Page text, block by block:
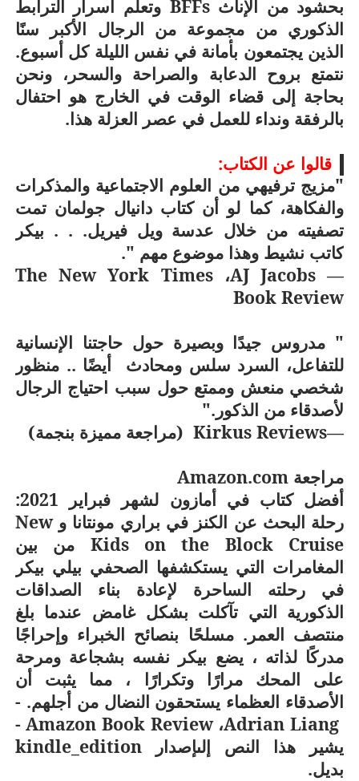
بحشود من الإناثBFFs وتعلم أسرار الترابط
الذكوري من مجموعة من الرجال الأكبر سنًا
الذين يجتمعون بأمانة في نفس الليلة كل أسبوع.
نتمتع بروح الدعابة والصراحة والسحر، ونحن
بحاجة إلى قضاء الوقت في الخارج هو احتفال
بالرفقة ونداء للعمل في عصر العزلة هذا.
قالوا عن الكتاب:
"مزيج ترفيهي من العلوم الاجتماعية والمذكرات
والفكاهة، كما لو أن كتاب دانيال جولمان تمت
تصفيته من خلال عدسة ويل فيريل. . . بيكر
كاتب نشيط وهذا موضوع مهم ".
—
AJ Jacobs،The New York Times
Book Review
" مدروس جيدًا وبصيرة حول حاجتنا الإنسانية
للتفاعل، السرد سلس ومحادث
أيضًا .. منظور
شخصي منعش وممتع حول سبب احتياج الرجال
لأصدقاء من الذكور."
—
Kirkus Reviews (مراجعة مميزة بنجمة)
مراجعة Amazon.com
أفضل كتاب في أمازون لشهر فبراير 2021:
رحلة البحث عن الكنز في براري مونتانا وNew
Kids on the Block Cruise
من بين
المغامرات التي يستكشفها الصحفي بيلي بيكر
في رحلته الساحرة لإعادة بناء الصداقات
الذكورية التي تآكلت بشكل غامض عندما بلغ
منتصف العمر. مسلحًا بنصائح الخبراء وإحراجًا
مدركًا لذاته ، يضع بيكر نفسه بشجاعة ومرحة
على المحك مرارًا وتكرارًا ، مما يثبت أن
الأصدقاء العظماء يستحقون النضال من أجلهم. -
Adrian Liang،Amazon Book Review
-
يشير هذا النص إلىإصدارkindle_edition
بديل.